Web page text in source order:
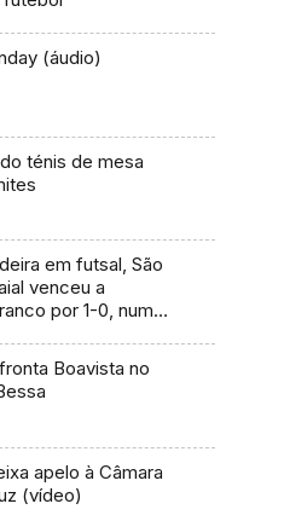
(áudio)
ténis de mesa
em futsal, São
venceu a
por 1-0, num
Boavista no
apelo à Câmara
(vídeo)